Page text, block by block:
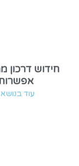
חידוש דרכון
עוד